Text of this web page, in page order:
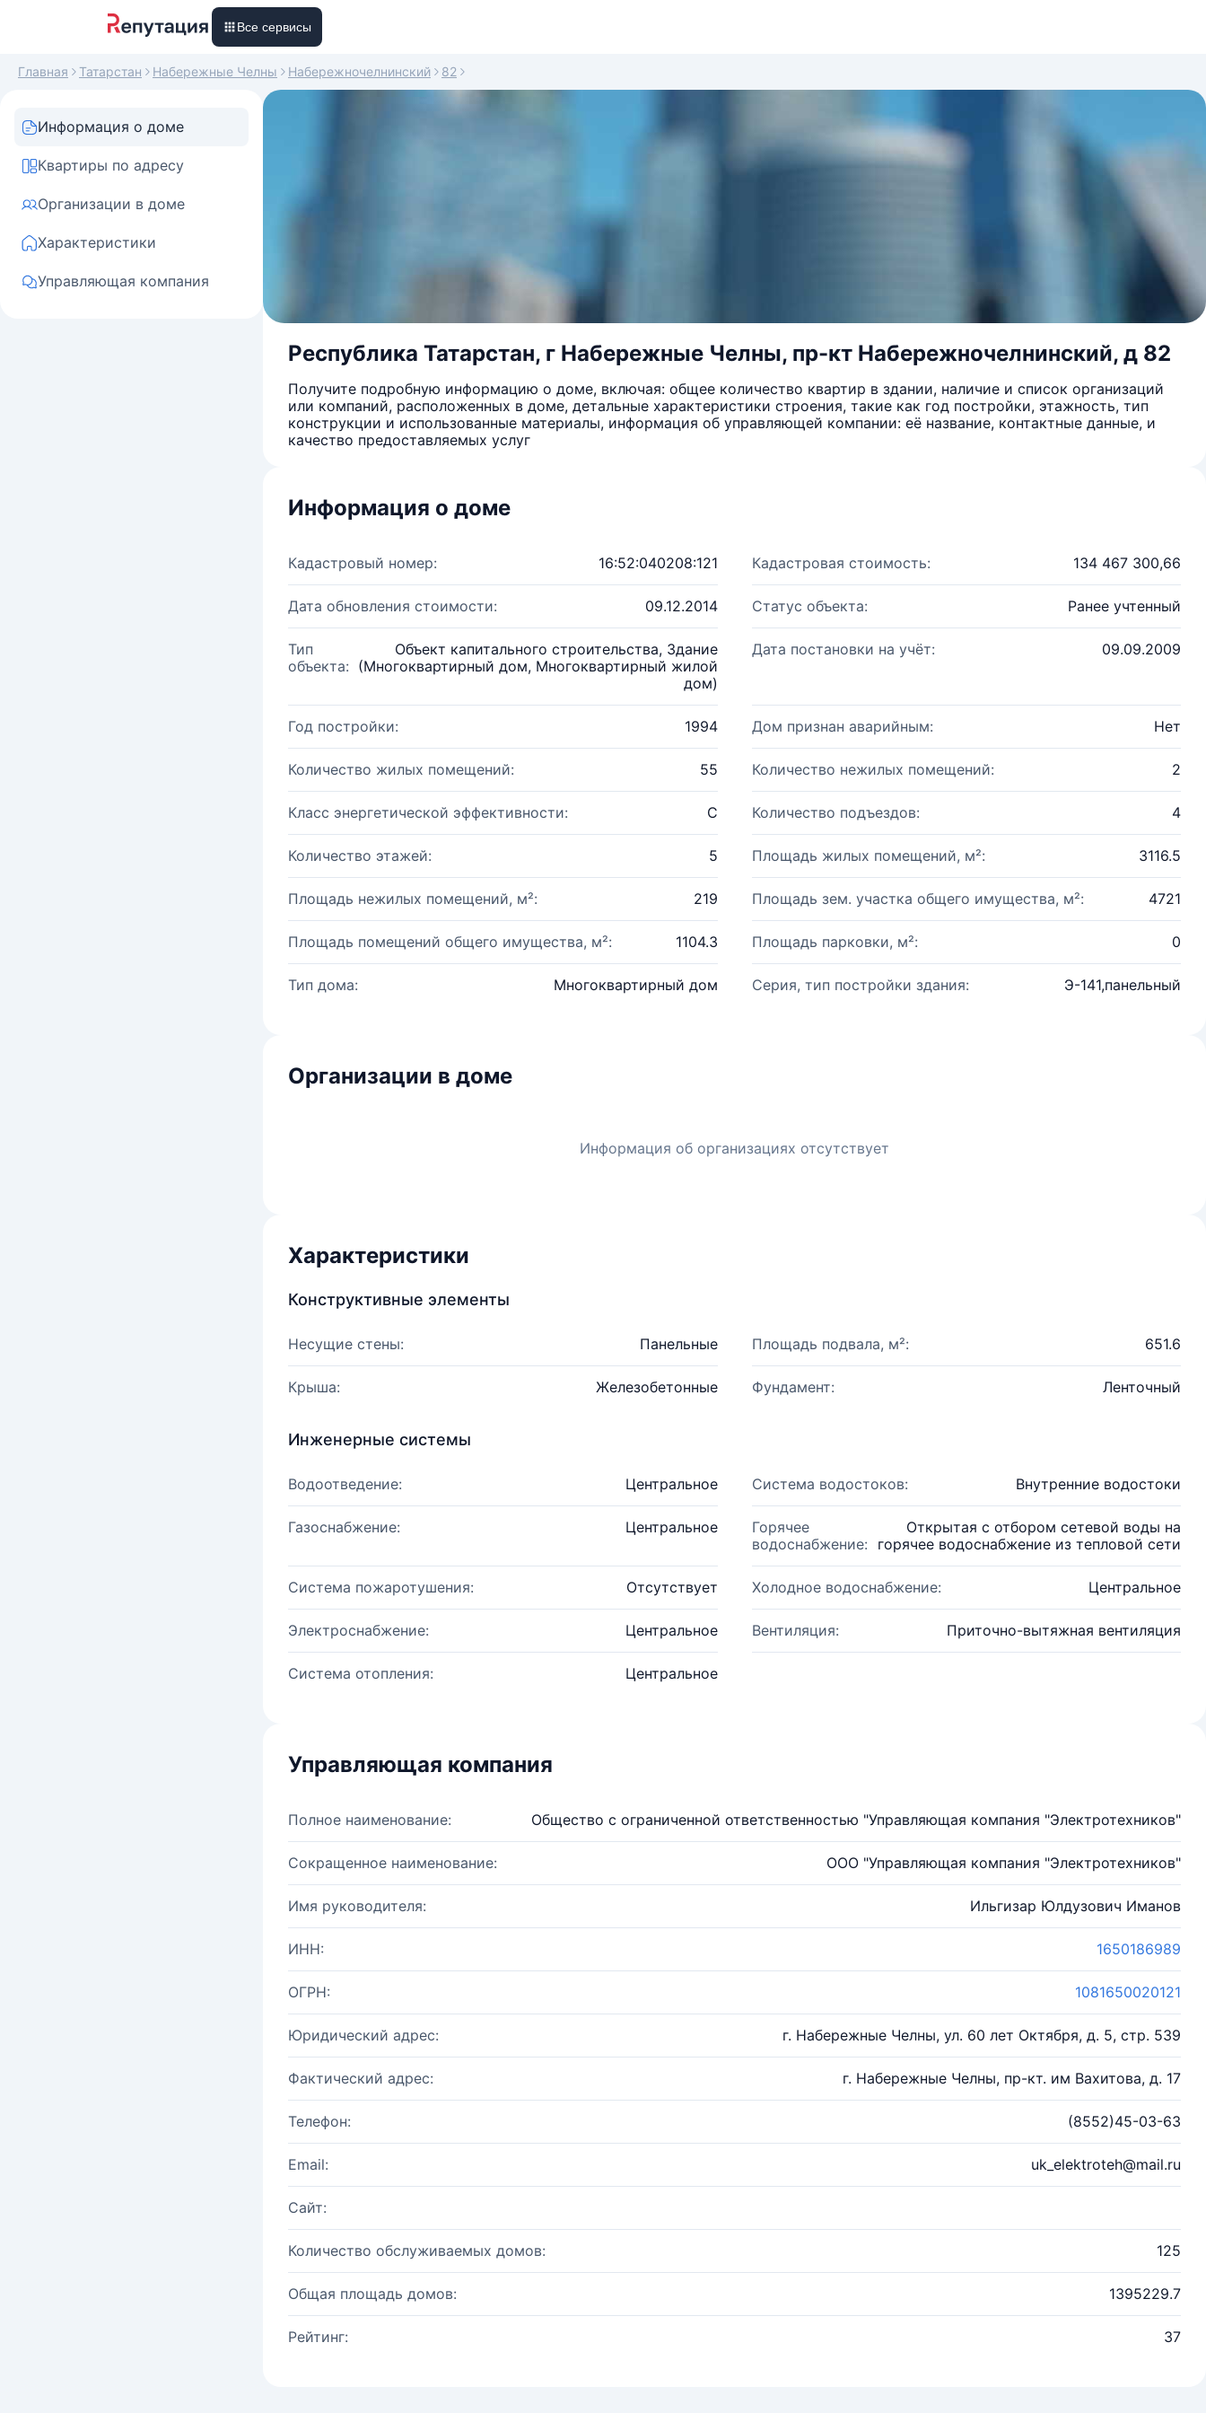
Все сервисы
Главная Татарстан Набережные Челны Набережночелнинский 82
Информация о доме
Квартиры по адресу
Организации в доме
Характеристики
Управляющая компания
Республика Татарстан, г Набережные Челны, пр-кт Набережночелнинский, д 82
Получите подробную информацию о доме, включая: общее количество квартир в здании, наличие и список организаций
или компаний, расположенных в доме, детальные характеристики строения, такие как год постройки, этажность, тип
конструкции и использованные материалы, информация об управляющей компании: её название, контактные данные, и
качество предоставляемых услуг
Информация о доме
Кадастровый номер: 16:52:040208:121 Кадастровая стоимость: 134 467 300,66
Дата обновления стоимости: 09.12.2014 Статус объекта: Ранее учтенный
Тип
объекта:
Объект капитального строительства, Здание
(Многоквартирный дом, Многоквартирный жилой
дом)
Дата постановки на учёт: 09.09.2009
Год постройки: 1994 Дом признан аварийным: Нет
Количество жилых помещений: 55 Количество нежилых помещений: 2
Класс энергетической эффективности: C Количество подъездов: 4
Количество этажей: 5 Площадь жилых помещений, м²: 3116.5
Площадь нежилых помещений, м²: 219 Площадь зем. участка общего имущества, м²: 4721
Площадь помещений общего имущества, м²: 1104.3 Площадь парковки, м²: 0
Тип дома: Многоквартирный дом Серия, тип постройки здания: Э-141,панельный
Организации в доме
Информация об организациях отсутствует
Характеристики
Конструктивные элементы
Несущие стены: Панельные Площадь подвала, м²: 651.6
Крыша: Железобетонные Фундамент: Ленточный
Инженерные системы
Водоотведение: Центральное Система водостоков: Внутренние водостоки
Газоснабжение: Центральное
Горячее
водоснабжение:
Открытая с отбором сетевой воды на
горячее водоснабжение из тепловой сети
Система пожаротушения: Отсутствует Холодное водоснабжение: Центральное
Электроснабжение: Центральное Вентиляция: Приточно-вытяжная вентиляция
Система отопления: Центральное
Управляющая компания
Полное наименование: Общество с ограниченной ответственностью "Управляющая компания "Электротехников"
Сокращенное наименование: ООО "Управляющая компания "Электротехников"
Имя руководителя: Ильгизар Юлдузович Иманов
ИНН: 1650186989
ОГРН: 1081650020121
Юридический адрес: г. Набережные Челны, ул. 60 лет Октября, д. 5, стр. 539
Фактический адрес: г. Набережные Челны, пр-кт. им Вахитова, д. 17
Телефон: (8552)45-03-63
Email: uk_elektroteh@mail.ru
Сайт:
Количество обслуживаемых домов: 125
Общая площадь домов: 1395229.7
Рейтинг: 37